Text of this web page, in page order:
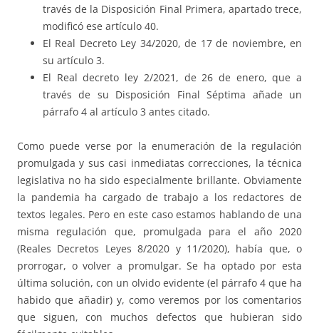
través de la Disposición Final Primera, apartado trece,
modificó ese artículo 40.
El Real Decreto Ley 34/2020, de 17 de noviembre, en
su artículo 3.
El Real decreto ley 2/2021, de 26 de enero, que a
través de su Disposición Final Séptima añade un
párrafo 4 al artículo 3 antes citado.
Como puede verse por la enumeración de la regulación
promulgada y sus casi inmediatas correcciones, la técnica
legislativa no ha sido especialmente brillante. Obviamente
la pandemia ha cargado de trabajo a los redactores de
textos legales. Pero en este caso estamos hablando de una
misma regulación que, promulgada para el año 2020
(Reales Decretos Leyes 8/2020 y 11/2020), había que, o
prorrogar, o volver a promulgar. Se ha optado por esta
última solución, con un olvido evidente (el párrafo 4 que ha
habido que añadir) y, como veremos por los comentarios
que siguen, con muchos defectos que hubieran sido